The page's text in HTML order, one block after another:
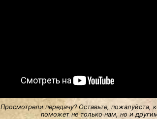
Просмотрели передачу? Оставьте, пожалуйста,
поможет не только нам, но и